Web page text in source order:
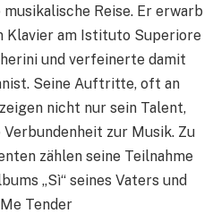
Reise. Er erwarb
Klavier am Istituto Superiore
und verfeinerte damit
Seine Auftritte, oft an
nicht nur sein Talent,
zur Musik. Zu
zählen seine Teilnahme
„Sì“ seines Vaters und
Tender